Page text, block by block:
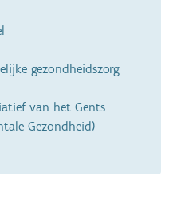
gezondheidszorg
van het Gents
Gezondheid)